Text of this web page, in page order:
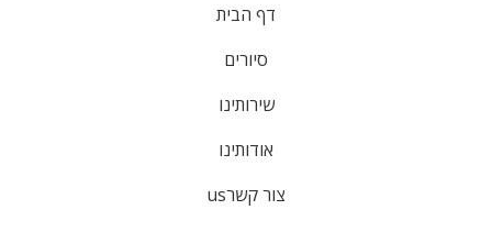
דף הבית
סיורים
שירותינו
אודותינו
צור קשרus